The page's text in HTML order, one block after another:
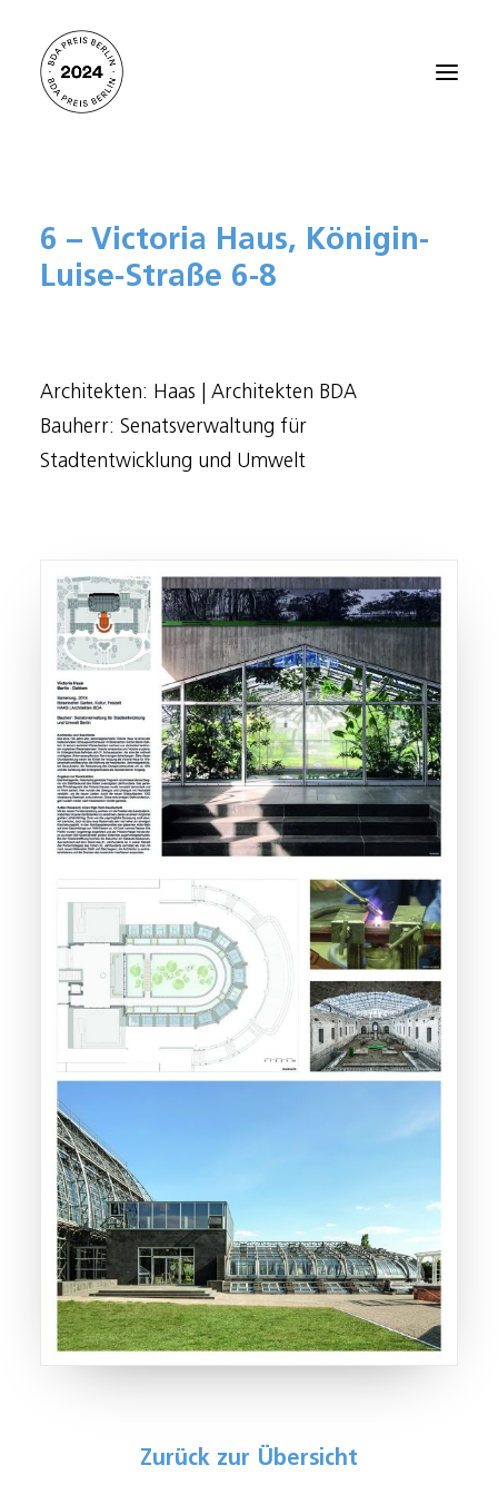
Alle Projekte 2024
Preisträger:innen 2021
Preisträger:innen 2012
Über den BDA PREIS BERLIN
6 – Victoria Haus, Königin-
Luise-Straße 6-8
Architekten: Haas | Architekten BDA
Bauherr: Senatsverwaltung für
Stadtentwicklung und Umwelt
Zurück zur Übersicht